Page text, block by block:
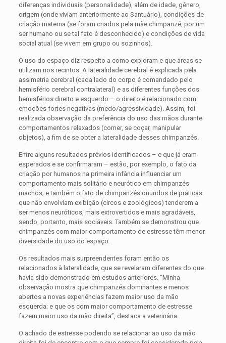
diferenças individuais (personalidade), além de idade, gênero,
origem (onde viviam anteriormente ao Santuário), condições de
criação materna (se foram criados pela mãe chimpanzé, por um
ser humano ou se tal fato é desconhecido) e condições de vida
social atual (se vivem em grupo ou sozinhos).
O uso do espaço diz respeito a como exploram e que áreas se
utilizam nos recintos. A lateralidade cerebral é explicada pela
assimetria cerebral (cada lado do corpo é comandado pelo
hemisfério cerebral contralateral) e as diferentes funções dos
hemisférios direito e esquerdo – o direito é relacionado com
emoções fortes negativas (medo/agressividade). Assim, foi
realizada observação da preferência do uso das mãos durante
comportamentos relaxados (comer, se coçar, manipular
objetos), a fim de se obter a lateralidade desses chimpanzés.
Entre alguns resultados prévios identificados – e que já eram
esperados e se confirmaram – estão, por exemplo, o fato da
criação por humanos na primeira infância influenciar um
comportamento mais solitário e neurótico em chimpanzés
machos; e também o fato de chimpanzés oriundos de práticas
que não envolviam exibição (circos e zoológicos) tenderem a
ser menos neuróticos, mais extrovertidos e mais agradáveis,
sendo, portanto, mais sociáveis. Também se demonstrou que
chimpanzés com maior comportamento de estresse têm menor
diversidade do uso do espaço.
Os resultados mais surpreendentes foram então os
relacionados à lateralidade, que se revelaram diferentes do que
havia sido demonstrado em estudos anteriores. “Minha
observação mostra que chimpanzés dominantes e menos
abertos a novas experiências fazem maior uso da mão
esquerda; e que os com maior comportamento de estresse
fazem maior uso da mão direita”, destaca a veterinária.
O achado de estresse podendo se relacionar ao uso da mão